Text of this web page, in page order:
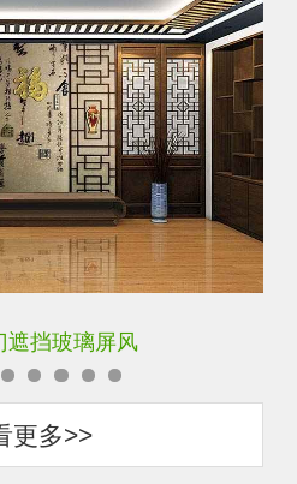
遮挡玻璃屏风
更多>>